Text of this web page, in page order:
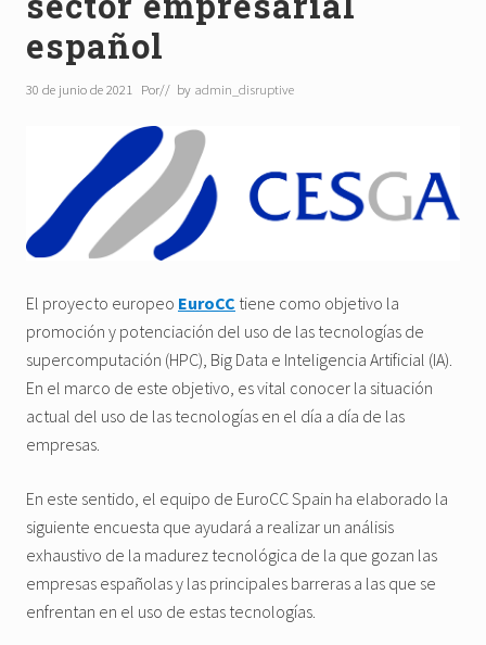
español
30 de junio de 2021 Por// by admin_disruptive
El proyecto europeo EuroCC tiene como objetivo la
promoción y potenciación del uso de las tecnologías de
supercomputación (HPC), Big Data e Inteligencia Artificial (IA).
En el marco de este objetivo, es vital conocer la situación
actual del uso de las tecnologías en el día a día de las
empresas.
En este sentido, el equipo de EuroCC Spain ha elaborado la
siguiente encuesta que ayudará a realizar un análisis
exhaustivo de la madurez tecnológica de la que gozan las
empresas españolas y las principales barreras a las que se
enfrentan en el uso de estas tecnologías.